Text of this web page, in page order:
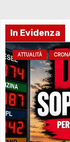
In Evidenza
ATTUALITÀ